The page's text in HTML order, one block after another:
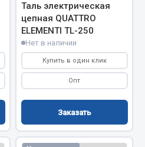
Таль электрическая
цепная QUATTRO
ELEMENTI TL-250
Нет в наличии
Купить в один клик
Опт
Заказать